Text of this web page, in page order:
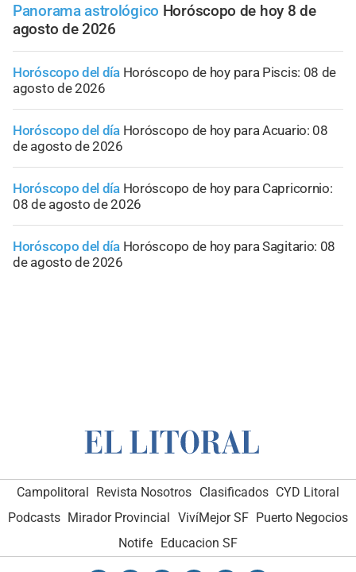
Panorama astrológico Horóscopo de hoy 8 de
agosto de 2026
Horóscopo del día Horóscopo de hoy para Piscis: 08 de
agosto de 2026
Horóscopo del día Horóscopo de hoy para Acuario: 08
de agosto de 2026
Horóscopo del día Horóscopo de hoy para Capricornio:
08 de agosto de 2026
Horóscopo del día Horóscopo de hoy para Sagitario: 08
de agosto de 2026
Campolitoral Revista Nosotros Clasificados CYD Litoral
Podcasts Mirador Provincial VivíMejor SF Puerto Negocios
Notife Educacion SF